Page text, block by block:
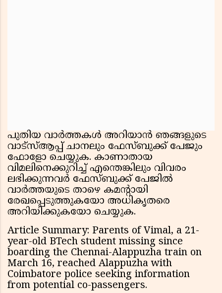
പുതിയ വാർത്തകൾ അറിയാൻ ഞങ്ങളുടെ
വാട്സ്ആപ്പ് ചാനലും ഫേസ്ബുക്ക് പേജും
ഫോളോ ചെയ്യുക. കാണാതായ
വിമലിനെക്കുറിച്ച് എന്തെങ്കിലും വിവരം
ലഭിക്കുന്നവർ ഫേസ്ബുക്ക് പേജില്‍
വാര്‍ത്തയുടെ താഴെ കമന്റായി
രേഖപ്പെടുത്തുകയോ അധികൃതരെ
അറിയിക്കുകയോ ചെയ്യുക.
Article Summary: Parents of Vimal, a 21-
year-old BTech student missing since
boarding the Chennai-Alappuzha train on
March 16, reached Alappuzha with
Coimbatore police seeking information
from potential co-passengers.